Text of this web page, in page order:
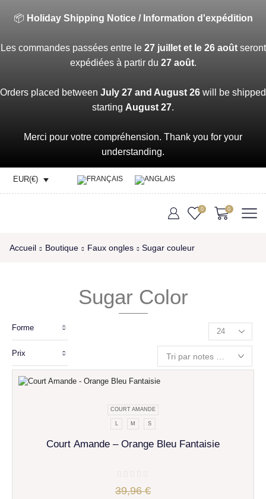
📦 Holiday Shipping Notice / Information d'expédition
Les commandes passées entre le 27 juillet et le 26 aoûtseront
expédiées à partir du 27 août.
Orders placed between July 27 and August 26 will be shipped
starting August 27.
Merci pour votre compréhension. Thank you for your
understanding.
EUR(€)
0 0
Accueil Boutique Faux ongles Sugar couleur
Sugar Color
Forme
Prix
COURT AMANDE
M S
Court Amande – Orange Bleu Fantaisie
39,96€